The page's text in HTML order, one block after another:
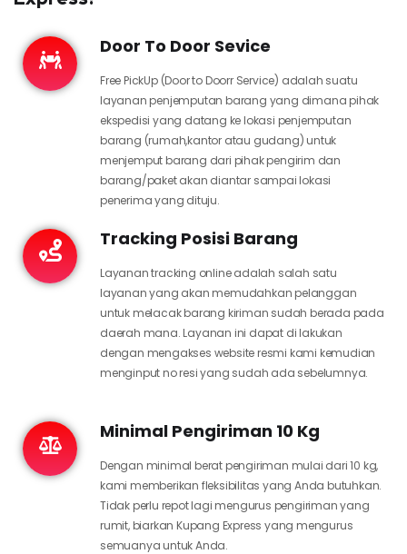
Door To Door Sevice
Free PickUp (Door to Doorr Service) adalah suatu
layanan penjemputan barang yang dimana pihak
ekspedisi yang datang ke lokasi penjemputan
barang (rumah,kantor atau gudang) untuk
menjemput barang dari pihak pengirim dan
barang/paket akan diantar sampai lokasi
penerima yang dituju.
Tracking Posisi Barang
Layanan tracking online adalah salah satu
layanan yang akan memudahkan pelanggan
untuk melacak barang kiriman sudah berada pada
daerah mana. Layanan ini dapat di lakukan
dengan mengakses website resmi kami kemudian
menginput no resi yang sudah ada sebelumnya.
Minimal Pengiriman 10 Kg
Dengan minimal berat pengiriman mulai dari 10 kg,
kami memberikan fleksibilitas yang Anda butuhkan.
Tidak perlu repot lagi mengurus pengiriman yang
rumit, biarkan Kupang Express yang mengurus
semuanya untuk Anda.